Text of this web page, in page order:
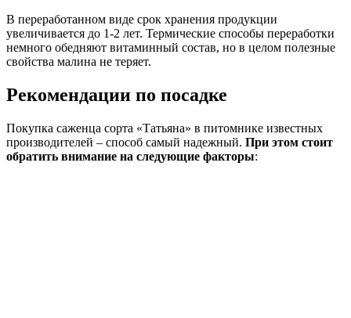
В переработанном виде срок хранения продукции
увеличивается до 1-2 лет. Термические способы переработки
немного обедняют витаминный состав, но в целом полезные
свойства малина не теряет.
Рекомендации по посадке
Покупка саженца сорта «Татьяна» в питомнике известных
производителей – способ самый надежный. При этом стоит
обратить внимание на следующие факторы: